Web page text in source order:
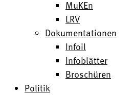
MuKEn
LRV
Dokumentationen
Infoil
Infoblätter
Broschüren
Politik